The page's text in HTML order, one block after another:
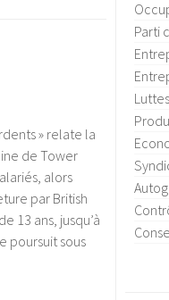
» relate la
de Tower
alors
par British
13 ans, jusqu’à
poursuit sous
Parti